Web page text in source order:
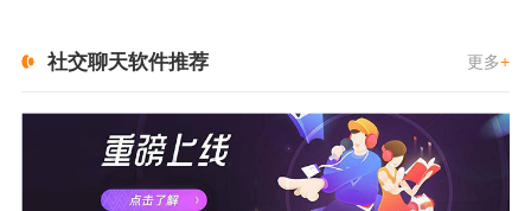
社交聊天软件推荐 更多+